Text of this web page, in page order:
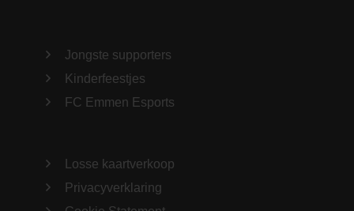
Jongste supporters
Kinderfeestjes
FC Emmen Esports
Losse kaartverkoop
Privacyverklaring